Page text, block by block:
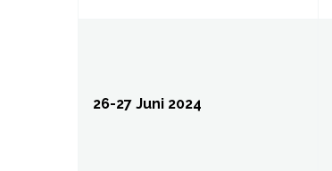
26-27 Juni 2024